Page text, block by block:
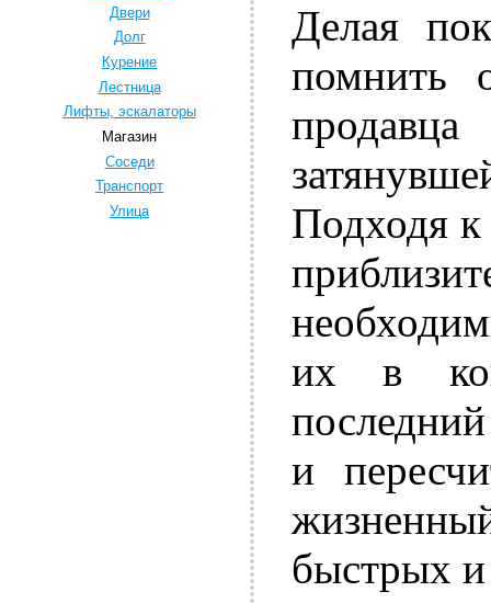
Двери
Долг
Курение
Лестница
Лифты, эскалаторы
Магазин
Соседи
Транспорт
Улица
Делая
помнить
Подходя к
их в
и
быстрых и